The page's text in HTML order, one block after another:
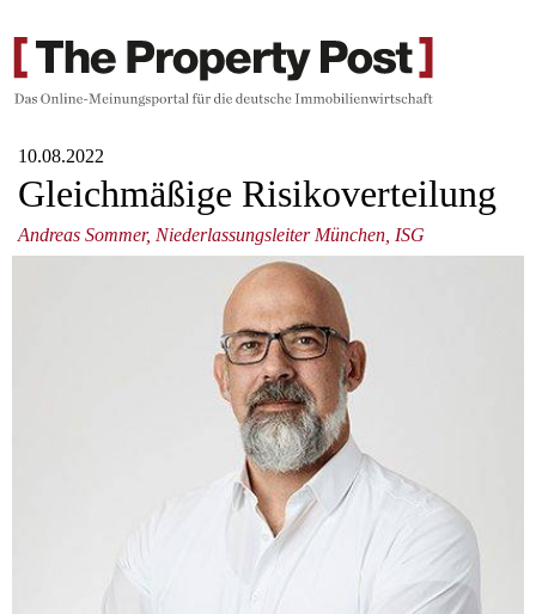
10.08.2022
Gleichmäßige Risikoverteilung
Andreas Sommer, Niederlassungsleiter München, ISG